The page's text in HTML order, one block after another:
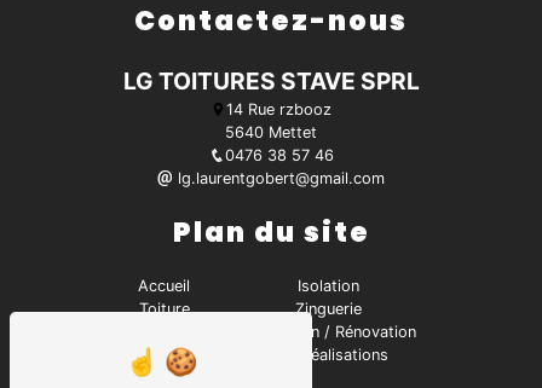
Contactez-nous
LG TOITURES STAVE SPRL
14 Rue rzbooz
5640 Mettet
0476 38 57 46
lg.laurentgobert@gmail.com
Plan du site
Accueil
Toiture
Charpente
Isolation
Zinguerie
Réparation / Rénovation
Nos réalisations